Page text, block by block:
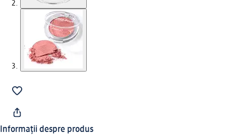
Informații despre produs